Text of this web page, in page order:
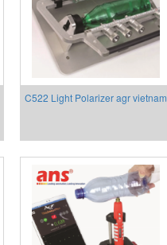
C522 Light Polarizer agr vietnam